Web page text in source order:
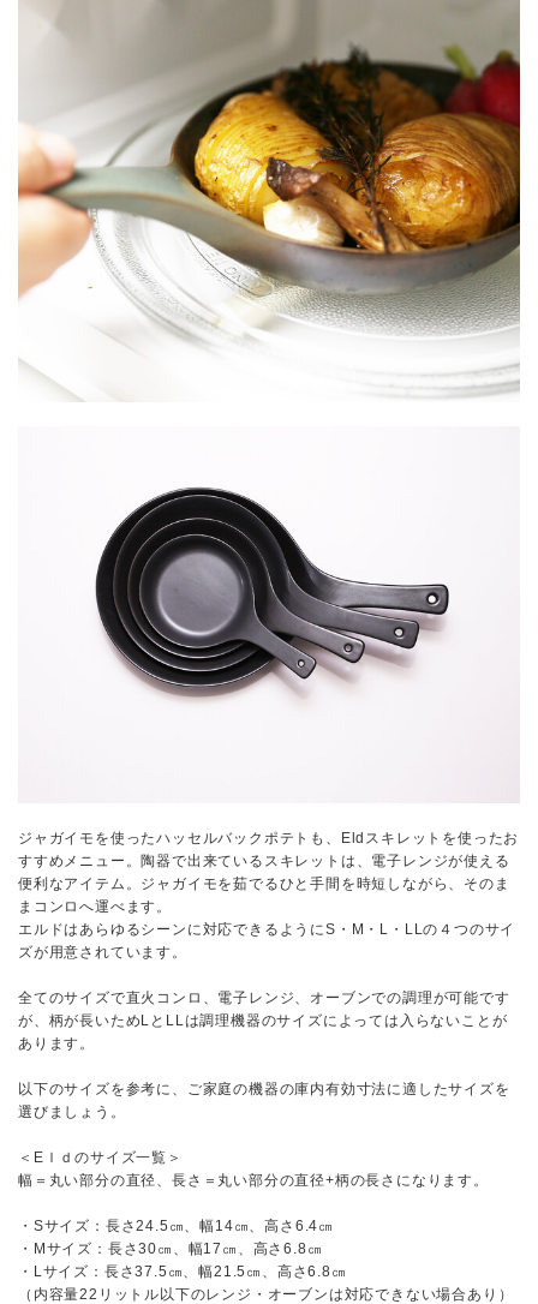
ジャガイモを使ったハッセルバックポテトも、Eldスキレットを使ったお
すすめメニュー。陶器で出来ているスキレットは、電子レンジが使える
便利なアイテム。ジャガイモを茹でるひと手間を時短しながら、そのま
まコンロへ運べます。
エルドはあらゆるシーンに対応できるようにS・M・L・LLの４つのサイ
ズが用意されています。
全てのサイズで直火コンロ、電子レンジ、オーブンでの調理が可能です
が、柄が長いためLとLLは調理機器のサイズによっては入らないことが
あります。
以下のサイズを参考に、ご家庭の機器の庫内有効寸法に適したサイズを
選びましょう。
＜Eｌｄのサイズ一覧＞
幅＝丸い部分の直径、長さ＝丸い部分の直径+柄の長さになります。
・Sサイズ：長さ24.5㎝、幅14㎝、高さ6.4㎝
・Mサイズ：長さ30㎝、幅17㎝、高さ6.8㎝
・Lサイズ：長さ37.5㎝、幅21.5㎝、高さ6.8㎝
（内容量22リットル以下のレンジ・オーブンは対応できない場合あり）